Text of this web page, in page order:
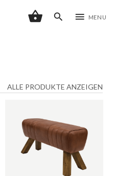
shopping_basket search menu MENU
ALLE PRODUKTE ANZEIGEN